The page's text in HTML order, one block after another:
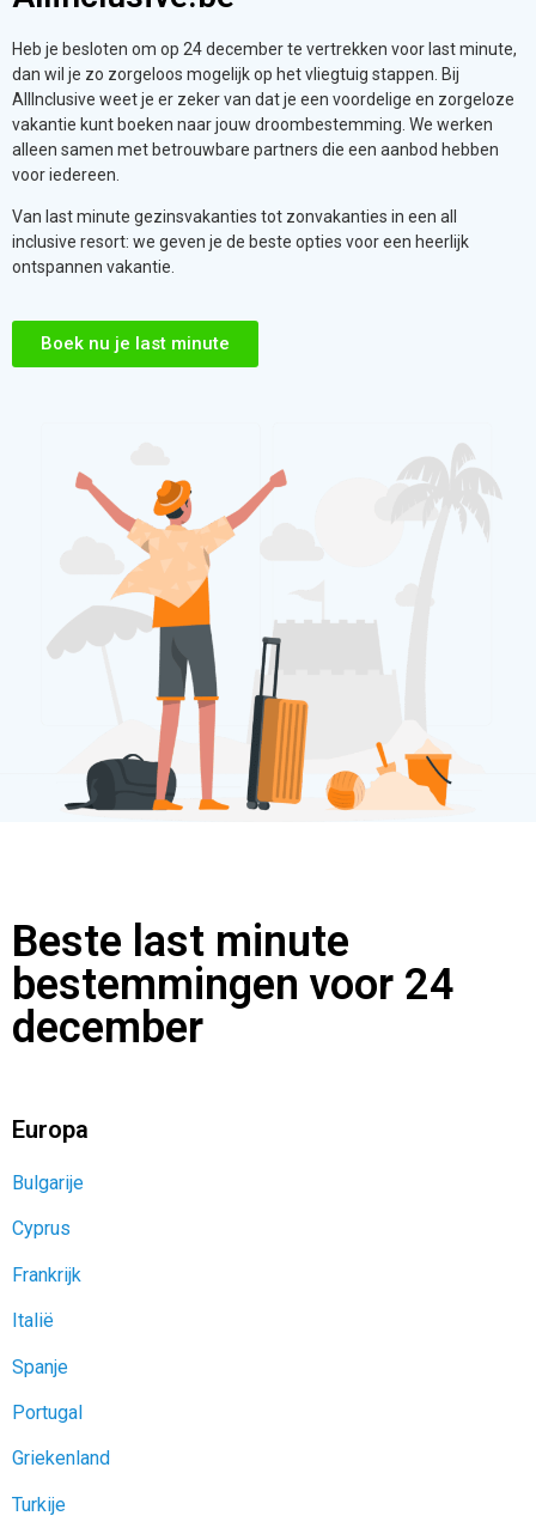
Heb je besloten om op 24 december te vertrekken voor last minute,
dan wil je zo zorgeloos mogelijk op het vliegtuig stappen. Bij
AllInclusive weet je er zeker van dat je een voordelige en zorgeloze
vakantie kunt boeken naar jouw droombestemming. We werken
alleen samen met betrouwbare partners die een aanbod hebben
voor iedereen.
Van last minute gezinsvakanties tot zonvakanties in een all
inclusive resort: we geven je de beste opties voor een heerlijk
ontspannen vakantie.
Boek nu je last minute
Beste last minute
bestemmingen voor 24
december
Europa
Bulgarije
Cyprus
Frankrijk
Italië
Spanje
Portugal
Griekenland
Turkije